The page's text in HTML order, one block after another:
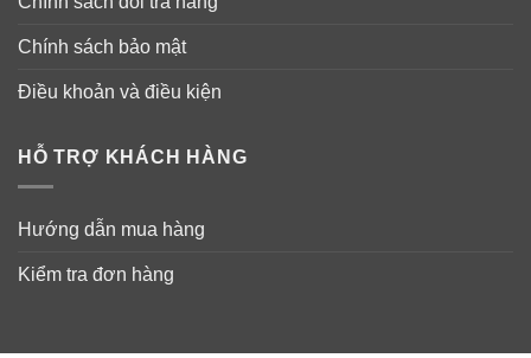
Chính sách bảo mật
Điều khoản và điều kiện
HỖ TRỢ KHÁCH HÀNG
Hướng dẫn mua hàng
Kiểm tra đơn hàng